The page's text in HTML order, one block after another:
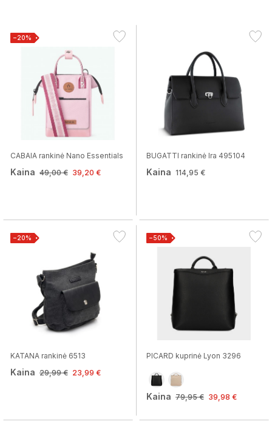
−20%
CABAIA rankinė Nano Essentials
Kaina 49,00 € 39,20 €
BUGATTI rankinė Ira 495104
Kaina 114,95 €
−20%
KATANA rankinė 6513
Kaina 29,99 € 23,99 €
−50%
PICARD kuprinė Lyon 3296
Kaina 79,95 € 39,98 €